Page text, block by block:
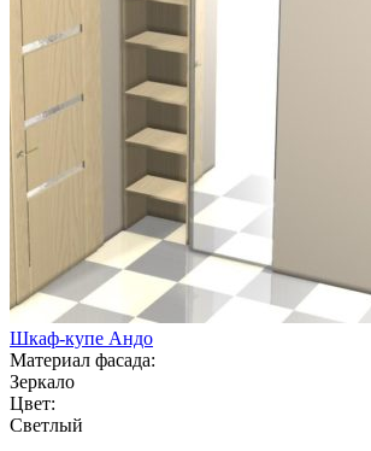
Шкаф-купе Андо
Материал фасада:
Зеркало
Цвет:
Светлый